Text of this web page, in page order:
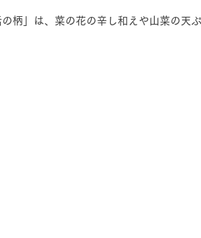
柄」は、菜の花の辛し和えや山菜の天